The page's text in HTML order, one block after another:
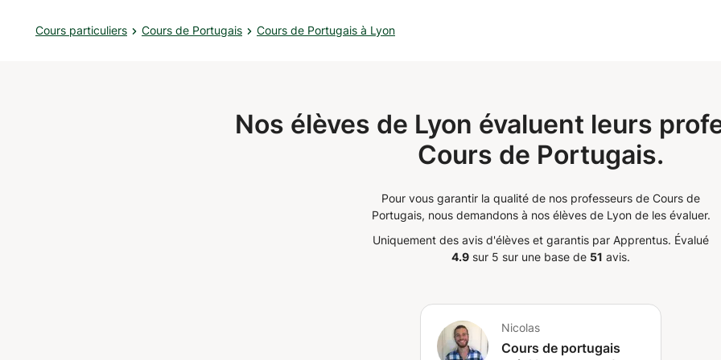
Cours particuliers Cours de Portugais Cours de Portugais à Lyon
Nos élèves de Lyon évaluent leurs
Cours de Portugais.
Pour vous garantir la qualité de nos professeurs de Cours de
Portugais, nous demandons à nos élèves de Lyon de les évaluer.
Uniquement des avis d'élèves et garantis par Apprentus. Évalué
4.9 sur 5 sur une base de 51 avis.
Nicolas
Cours de portugais